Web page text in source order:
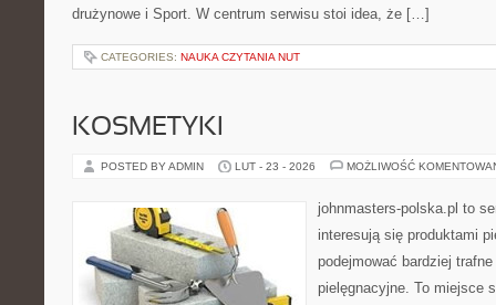
drużynowe i Sport. W centrum serwisu stoi idea, że […]
CATEGORIES: NAUKA CZYTANIA NUT
KOSMETYKI
POSTED BY ADMIN LUT - 23 - 2026 MOŻLIWOŚĆ
johnmasters-polska.pl to
interesują się produktami
podejmować bardziej
pielęgnacyjne. To miejsce